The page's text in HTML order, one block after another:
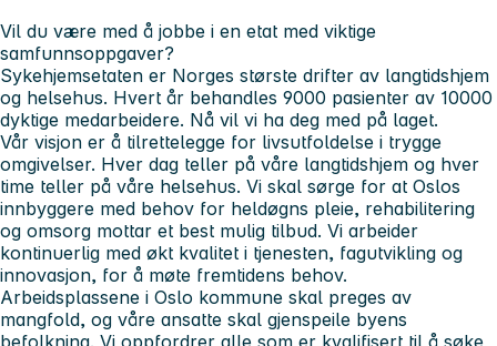
Vil du være med å jobbe i en etat med viktige
samfunnsoppgaver?
Sykehjemsetaten er Norges største drifter av langtidshjem
og helsehus. Hvert år behandles 9000 pasienter av 10000
dyktige medarbeidere. Nå vil vi ha deg med på laget.
Vår visjon er å tilrettelegge for livsutfoldelse i trygge
omgivelser. Hver dag teller på våre langtidshjem og hver
time teller på våre helsehus. Vi skal sørge for at Oslos
innbyggere med behov for heldøgns pleie, rehabilitering
og omsorg mottar et best mulig tilbud. Vi arbeider
kontinuerlig med økt kvalitet i tjenesten, fagutvikling og
innovasjon, for å møte fremtidens behov.
Arbeidsplassene i Oslo kommune skal preges av
mangfold, og våre ansatte skal gjenspeile byens
befolkning. Vi oppfordrer alle som er kvalifisert til å søke